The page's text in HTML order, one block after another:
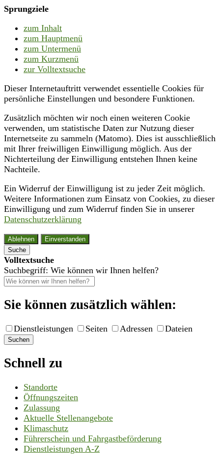
Sprungziele
zum Inhalt
zum Hauptmenü
zum Untermenü
zum Kurzmenü
zur Volltextsuche
Dieser Internetauftritt verwendet essentielle Cookies für
persönliche Einstellungen und besondere Funktionen.
Zusätzlich möchten wir noch einen weiteren Cookie
verwenden, um statistische Daten zur Nutzung dieser
Internetseite zu sammeln (Matomo). Dies ist ausschließlich
mit Ihrer freiwilligen Einwilligung möglich. Aus der
Nichterteilung der Einwilligung entstehen Ihnen keine
Nachteile.
Ein Widerruf der Einwilligung ist zu jeder Zeit möglich.
Weitere Informationen zum Einsatz von Cookies, zu dieser
Einwilligung und zum Widerruf finden Sie in unserer
Datenschutzerklärung
Ablehnen
Einverstanden
Suche
Volltextsuche
Suchbegriff: Wie können wir Ihnen helfen?
Sie können zusätzlich wählen:
Dienstleistungen Seiten Adressen Dateien
Suchen
Schnell zu
Standorte
Öffnungszeiten
Zulassung
Aktuelle Stellenangebote
Klimaschutz
Führerschein und Fahrgastbeförderung
Dienstleistungen A-Z